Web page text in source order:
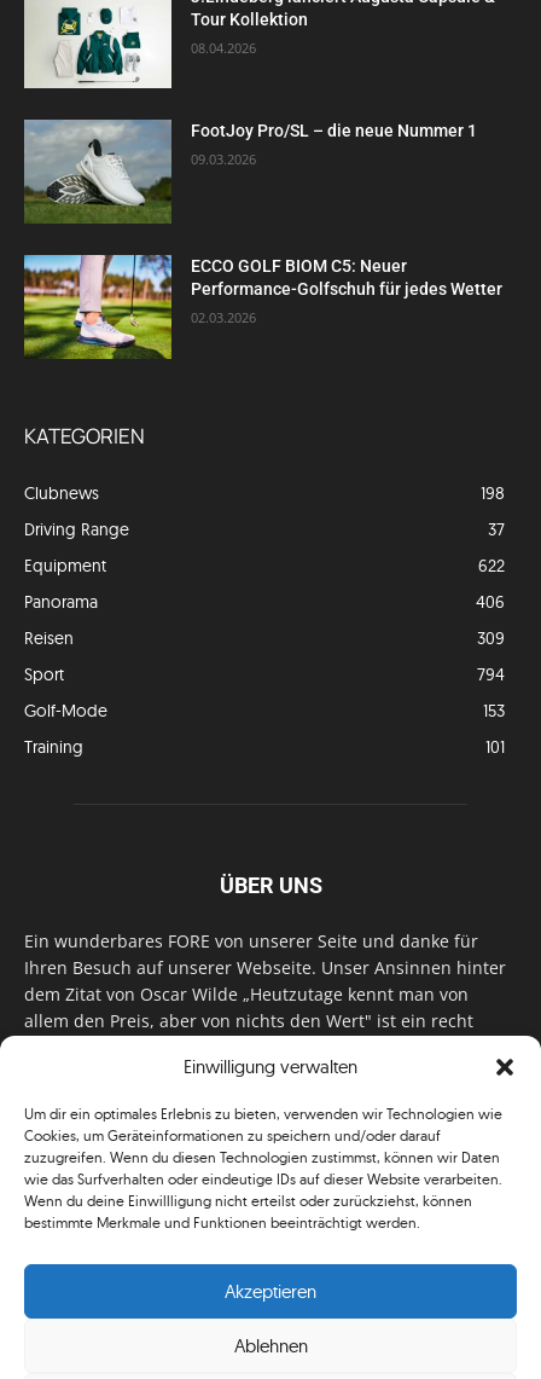
Einwilligung verwalten
Um dir ein optimales Erlebnis zu bieten, verwenden wir Technologien wie
Cookies, um Geräteinformationen zu speichern und/oder darauf
zuzugreifen. Wenn du diesen Technologien zustimmst, können wir Daten
wie das Surfverhalten oder eindeutige IDs auf dieser Website verarbeiten.
Wenn du deine Einwillligung nicht erteilst oder zurückziehst, können
bestimmte Merkmale und Funktionen beeinträchtigt werden.
Akzeptieren
Ablehnen
Tour Kollektion
08.04.2026
FootJoy Pro/SL – die neue Nummer 1
09.03.2026
ECCO GOLF BIOM C5: Neuer
Performance-Golfschuh für jedes Wetter
02.03.2026
KATEGORIEN
Clubnews
198
Driving Range
37
Equipment
622
Panorama
406
Reisen
309
Sport
794
Golf-Mode
153
Training
101
ÜBER UNS
Ein wunderbares FORE von unserer Seite und danke für
Ihren Besuch auf unserer Webseite. Unser Ansinnen hinter
dem Zitat von Oscar Wilde „Heutzutage kennt man von
allem den Preis, aber von nichts den Wert" ist ein recht
für Monat unser Bestes, um Sie mit außergewöhnlichen
zu versorgen. Im Magazin, auf unserer Website & auf
unseren Social Media Plattformen! Das verdient im
klassischen Wortsinn nicht nur Anerkennung!